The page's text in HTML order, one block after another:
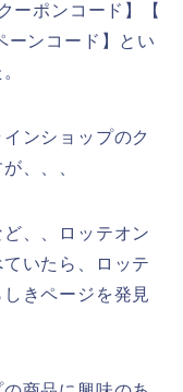
ーポンコード】【
ーンコード】とい
ンショップのク
、、、
、、ロッテオン
いたら、ロッテ
きページを発見